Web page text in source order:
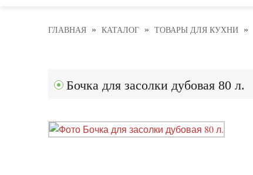
ГЛАВНАЯ » КАТАЛОГ » ТОВАРЫ ДЛЯ КУХНИ »
Бочка для засолки дубовая 80 л.